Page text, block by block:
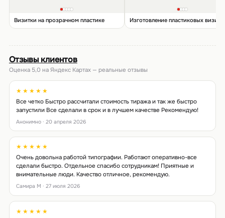
Визитки на прозрачном пластике Изготовление пластиковых
Отзывы клиентов
Оценка 5,0 на Яндекс Картах — реальные отзывы
★★★★★
Все четко Быстро рассчитали стоимость тиража и так же быстро
запустили Все сделали в срок и в лучшем качестве Рекомендую!
Анонимно · 20 апреля 2026
★★★★★
Очень довольна работой типографии. Работают оперативно-все
сделали быстро. Отдельное спасибо сотрудникам! Приятные и
внимательные люди. Качество отличное, рекомендую.
Самира М · 27 июля 2026
★★★★★